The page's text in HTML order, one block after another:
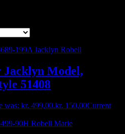
Jacklyn Model,
51408
was: kr. 499,00.kr. 150,00Current